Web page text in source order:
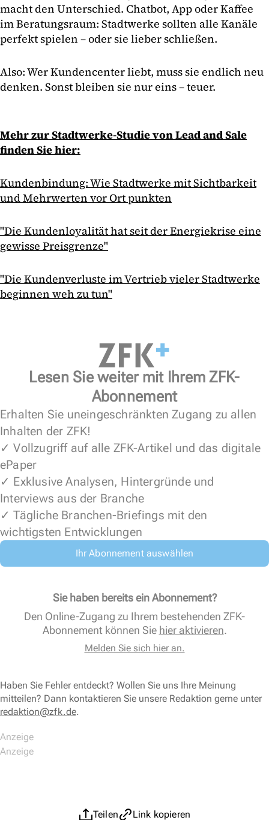
macht den Unterschied. Chatbot, App oder Kaffee
im Beratungsraum: Stadtwerke sollten alle Kanäle
perfekt spielen – oder sie lieber schließen.
Also: Wer Kundencenter liebt, muss sie endlich neu
denken. Sonst bleiben sie nur eins – teuer.
Mehr zur Stadtwerke-Studie von Lead and Sale
finden Sie hier:
Kundenbindung: Wie Stadtwerke mit Sichtbarkeit
und Mehrwerten vor Ort punkten
"Die Kundenloyalität hat seit der Energiekrise eine
gewisse Preisgrenze"
"Die Kundenverluste im Vertrieb vieler Stadtwerke
beginnen weh zu tun"
Lesen Sie weiter mit Ihrem ZFK-
Abonnement
Erhalten Sie uneingeschränkten Zugang zu allen
Inhalten der ZFK!
✓ Vollzugriff auf alle ZFK-Artikel und das digitale
ePaper
✓ Exklusive Analysen, Hintergründe und
Interviews aus der Branche
✓ Tägliche Branchen-Briefings mit den
wichtigsten Entwicklungen
Ihr Abonnement auswählen
Sie haben bereits ein Abonnement?
Den Online-Zugang zu Ihrem bestehenden ZFK-
Abonnement können Sie hier aktivieren.
Melden Sie sich hier an.
Haben Sie Fehler entdeckt? Wollen Sie uns Ihre Meinung
mitteilen? Dann kontaktieren Sie unsere Redaktion gerne unter
redaktion@zfk.de.
Teilen
Link kopieren